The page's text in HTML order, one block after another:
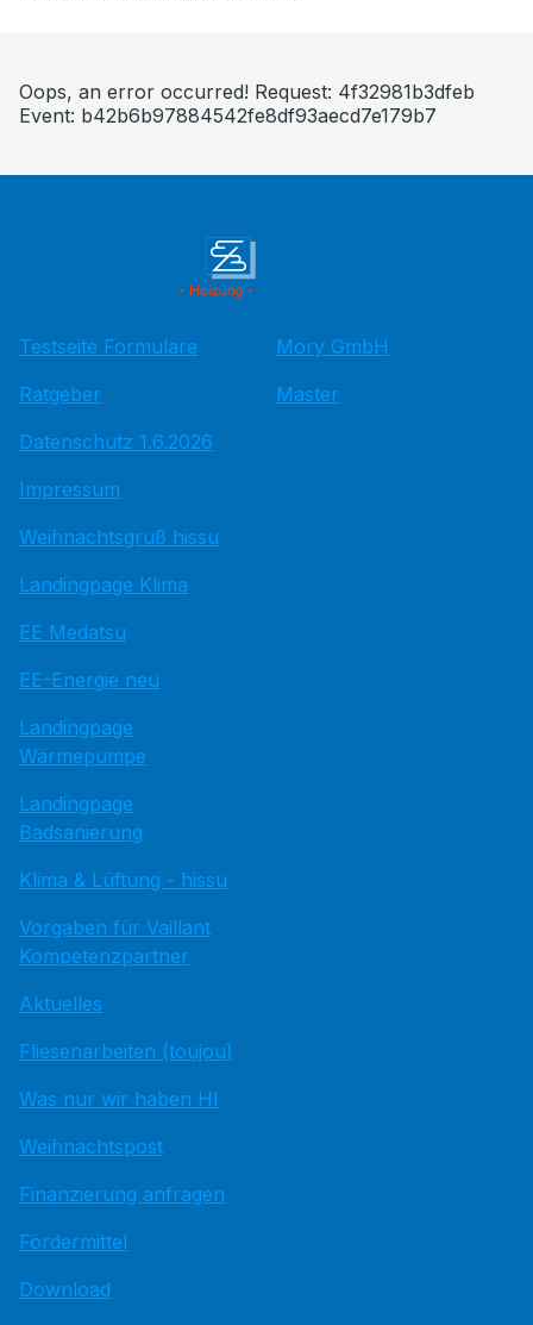
Oops, an error occurred! Request: 4f32981b3dfeb
Event: b42b6b97884542fe8df93aecd7e179b7
Testseite Formulare
Ratgeber
Datenschutz 1.6.2026
Impressum
Weihnachtsgruß hissu
Landingpage Klima
EE Medatsu
EE-Energie neu
Landingpage
Wärmepumpe
Landingpage
Badsanierung
Klima & Lüftung - hissu
Vorgaben für Vaillant
Kompetenzpartner
Aktuelles
Fliesenarbeiten (toujou)
Was nur wir haben HI
Weihnachtspost
Finanzierung anfragen
Fördermittel
Download
Mory GmbH
Master